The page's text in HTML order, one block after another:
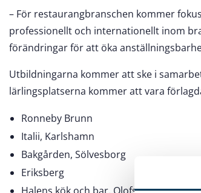
– För restaurangbranschen kommer
professionellt och internationellt inom
förändringar för att öka
Utbildningarna kommer att ske i
lärlingsplatserna kommer att vara
Ronneby Brunn
Italii, Karlshamn
Bakgården, Sölvesborg
Eriksberg